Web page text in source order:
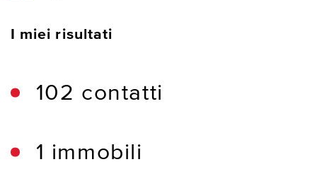
I miei risultati
102 contatti
1 immobili